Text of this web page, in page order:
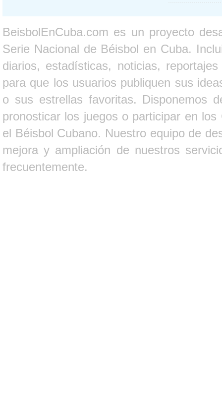
BeisbolEnCuba.com es un proyecto
Serie Nacional de Béisbol en Cuba.
diarios, estadísticas, noticias,
para que los usuarios publiquen sus
o sus estrellas favoritas. Disponemos
pronosticar los juegos o participar en
el Béisbol Cubano. Nuestro equipo de
mejora y ampliación de nuestros
frecuentemente.